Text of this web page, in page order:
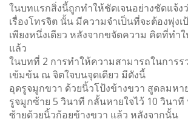
ในบทแรกสิ่งนี้ถูกทำให้ชัดเจนอย่างชัดแจ้ง
เรื่องโทรจิต นั้น มีความจำเป็นที่จะต้องพุ่ง
เพียงหนึ่งเดียว หลังจากขจัดความ คิดที่ทำ
แล้ว
ในบทที่ 2 การทำให้ความสามารถในการ
เข้มข้น ณ จิตใจบนจุดเดียว มีดังนี้
อุดรูจมูกขวา ด้วยนิ้วโป้งข้างขวา สูดลมหา
รูจมูกซ้าย 5 วินาที กลั้นหายใจไว้ 10 วินา
ซ้ายด้วยนิ้วก้อยข้างขวา แล้ว หลังจากนั้น